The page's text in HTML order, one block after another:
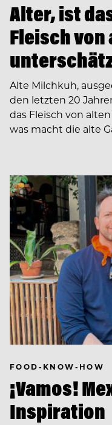
Alter, ist
Fleisch
Alte Milchkuh,
den letzten 20
das Fleisch von
was macht die alte
FOOD-KNOW-HOW
¡Vamos!
Inspiration